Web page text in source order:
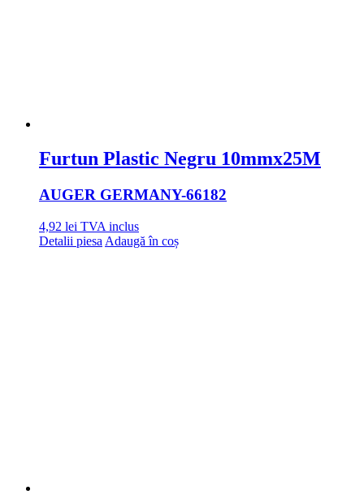
Furtun Plastic Negru 10mmx25M
AUGER GERMANY-66182
4,92 lei TVA inclus
Detalii piesa Adaugă în coș